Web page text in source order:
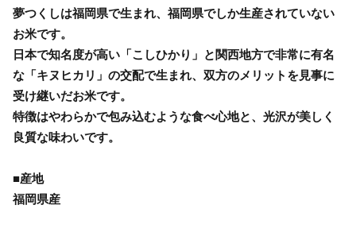
夢つくしは福岡県で生まれ、福岡県でしか生産されていない
お米です。
日本で知名度が高い「こしひかり」と関西地方で非常に有名
な「キヌヒカリ」の交配で生まれ、双方のメリットを見事に
受け継いだお米です。
特徴はやわらかで包み込むような食べ心地と、光沢が美しく
良質な味わいです。
■産地
福岡県産